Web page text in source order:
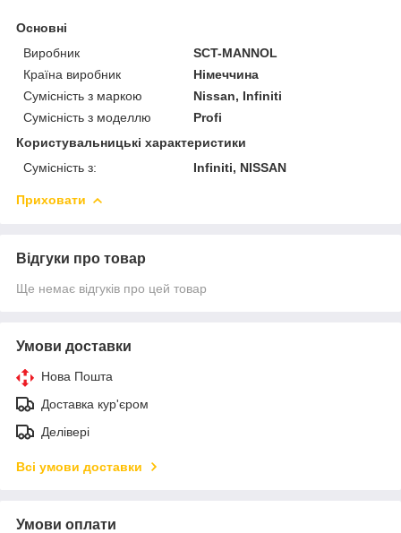
Основні
Виробник
SCT-MANNOL
Країна виробник
Німеччина
Сумісність з маркою
Nissan, Infiniti
Сумісність з моделлю
Profi
Користувальницькі характеристики
Сумісність з:
Infiniti, NISSAN
Приховати
Відгуки про товар
Ще немає відгуків про цей товар
Умови доставки
Нова Пошта
Доставка кур'єром
Делівері
Всі умови доставки
Умови оплати